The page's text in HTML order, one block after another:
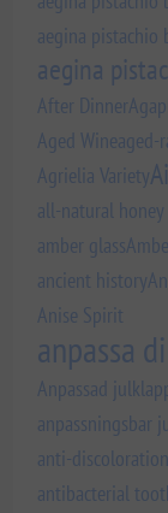
aegina pistachio
aegina
After Dinner
Aged Wineaged-
Agrielia Variety
all-natural
amber glass
ancient history
Anise Spirit
anpassa
Anpassad
anpassningsbar
anti-discoloration
antibacterial